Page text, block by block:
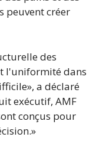
peuvent créer
des
l'uniformité dans
a déclaré
exécutif, AMF
conçus pour